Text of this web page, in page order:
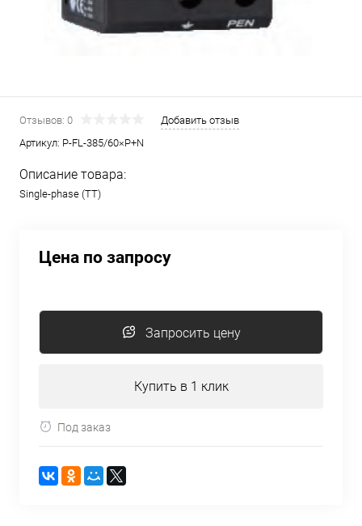
Отзывов: 0
Добавить отзыв
Артикул: P-FL-385/60×P+N
Описание товара:
Single-phase (TT)
Цена по запросу
Запросить цену
Купить в 1 клик
Под заказ